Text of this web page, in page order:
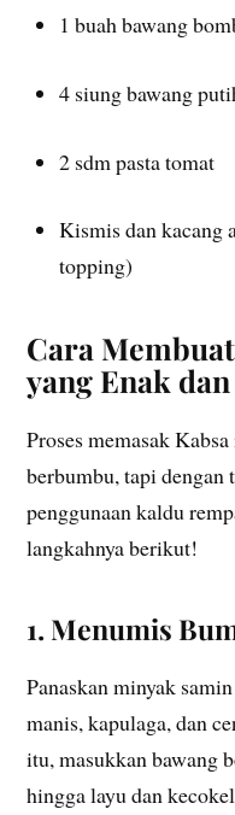
1 buah bawang
4 siung bawang
2 sdm pasta tomat
Kismis dan kacang
topping)
Cara
yang Enak
Proses memasak
berbumbu, tapi dengan
penggunaan kaldu
langkahnya berikut!
1. Menumis
Panaskan minyak
manis, kapulaga, dan
itu, masukkan bawang
hingga layu dan